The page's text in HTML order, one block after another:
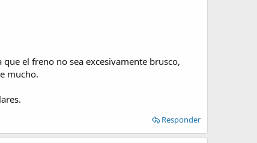
el freno no sea excesivamente brusco,
mucho.
Responder